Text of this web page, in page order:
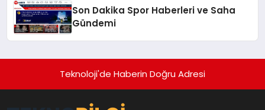
Son Dakika Spor Haberleri ve Saha
Gündemi
Teknoloji'de Haberin Doğru Adresi